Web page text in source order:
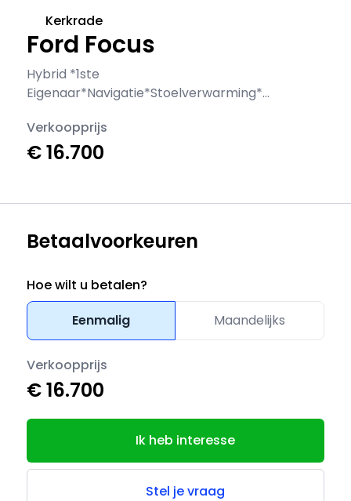
Ford Focus
Hybrid *1ste
Eigenaar*Navigatie*Stoelverwarming*C
Kerkrade
Verkoopprijs
€ 16.700
Betaalvoorkeuren
Hoe wilt u betalen?
Eenmalig
Maandelijks
Verkoopprijs
€ 16.700
Ik heb interesse
Stel je vraag